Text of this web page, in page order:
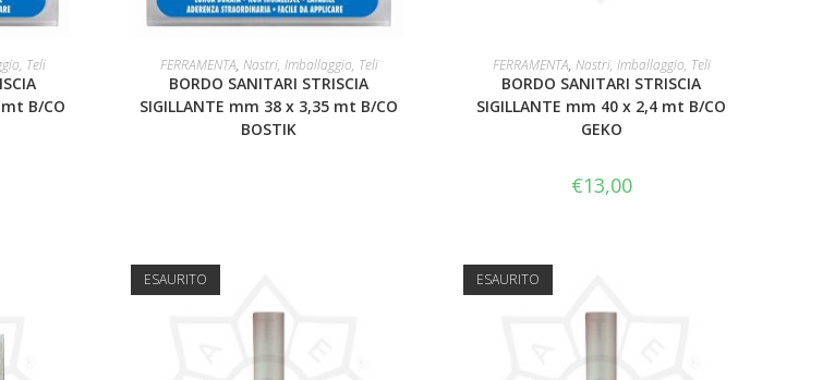
Teli
B/CO
LEGGI TUTTO
FERRAMENTA, Nastri, Imballaggio, Teli
BORDO SANITARI STRISCIA
SIGILLANTE mm 38 x 3,35 mt B/CO
BOSTIK
AGGIUNGI AL CARRELLO
FERRAMENTA, Nastri, Imballaggio, Teli
BORDO SANITARI STRISCIA
SIGILLANTE mm 40 x 2,4 mt B/CO
GEKO
€13,00
ESAURITO ESAURITO